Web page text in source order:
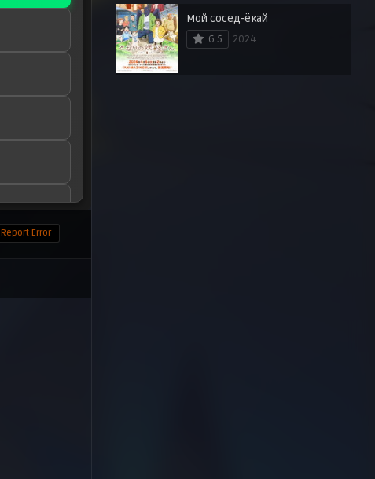
Report Error
Мой сосед-ёкай
6.5
2024